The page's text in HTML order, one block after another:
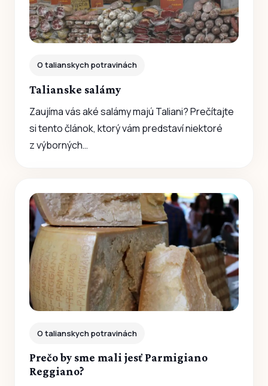
O talianskych potravinách
Talianske salámy
Zaujíma vás aké salámy majú Taliani? Prečítajte
si tento článok, ktorý vám predstaví niektoré
z výborných…
O talianskych potravinách
Prečo by sme mali jesť Parmigiano
Reggiano?